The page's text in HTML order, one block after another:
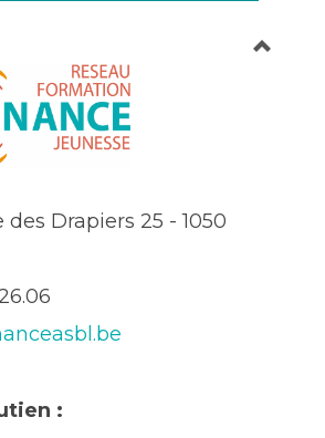
des Drapiers 25 - 1050
: